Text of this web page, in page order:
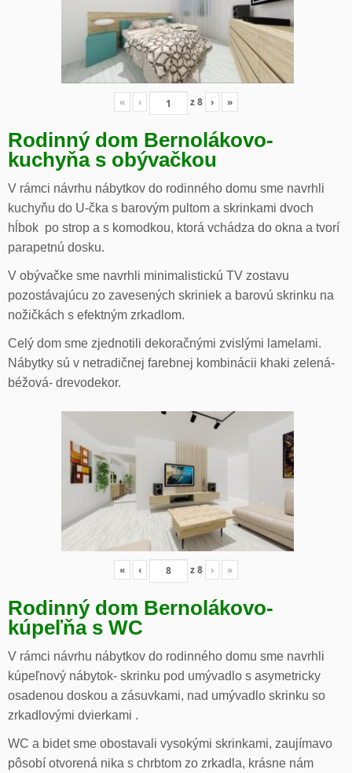
« ‹ z8 › »
Rodinný dom Bernolákovo-
kuchyňa s obývačkou
V rámci návrhu nábytkov do rodinného domu sme navrhli
kuchyňu do U-čka s barovým pultom a skrinkami dvoch
hĺbok po strop a s komodkou, ktorá vchádza do okna a tvorí
parapetnú dosku.
V obývačke sme navrhli minimalistickú TV zostavu
pozostávajúcu zo zavesených skriniek a barovú skrinku na
nožičkách s efektným zrkadlom.
Celý dom sme zjednotili dekoračnými zvislými lamelami.
Nábytky sú v netradičnej farebnej kombinácii khaki zelená-
béžová- drevodekor.
« ‹ z8 › »
Rodinný dom Bernolákovo-
kúpeľňa s WC
V rámci návrhu nábytkov do rodinného domu sme navrhli
kúpeľnový nábytok- skrinku pod umývadlo s asymetricky
osadenou doskou a zásuvkami, nad umývadlo skrinku so
zrkadlovými dvierkami .
WC a bidet sme obostavali vysokými skrinkami, zaujímavo
pôsobí otvorená nika s chrbtom zo zrkadla, krásne nám